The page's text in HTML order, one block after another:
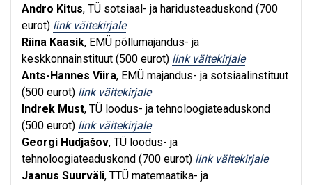
Andro Kitus, TÜ sotsiaal- ja haridusteaduskond (700
eurot) link väitekirjale
Riina Kaasik, EMÜ põllumajandus- ja
keskkonnainstituut (500 eurot) link väitekirjale
Ants-Hannes Viira, EMÜ majandus- ja sotsiaalinstituut
(500 eurot) link väitekirjale
Indrek Must, TÜ loodus- ja tehnoloogiateaduskond
(500 eurot) link väitekirjale
Georgi Hudjašov, TÜ loodus- ja
tehnoloogiateaduskond (700 eurot) link väitekirjale
Jaanus Suurväli, TTÜ matemaatika- ja